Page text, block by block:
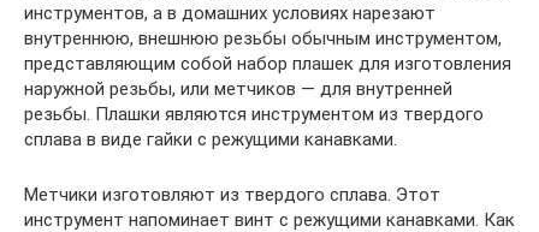
инструментов, а в домашних условиях нарезают
внутреннюю, внешнюю резьбы обычным инструментом,
представляющим собой набор плашек для изготовления
наружной резьбы, или метчиков — для внутренней
резьбы. Плашки являются инструментом из твердого
сплава в виде гайки с режущими канавками.
Метчики изготовляют из твердого сплава. Этот
инструмент напоминает винт с режущими канавками. Как